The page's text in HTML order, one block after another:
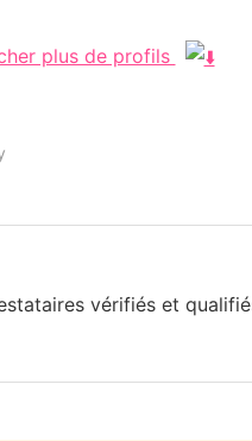
plus de profils
vérifiés et